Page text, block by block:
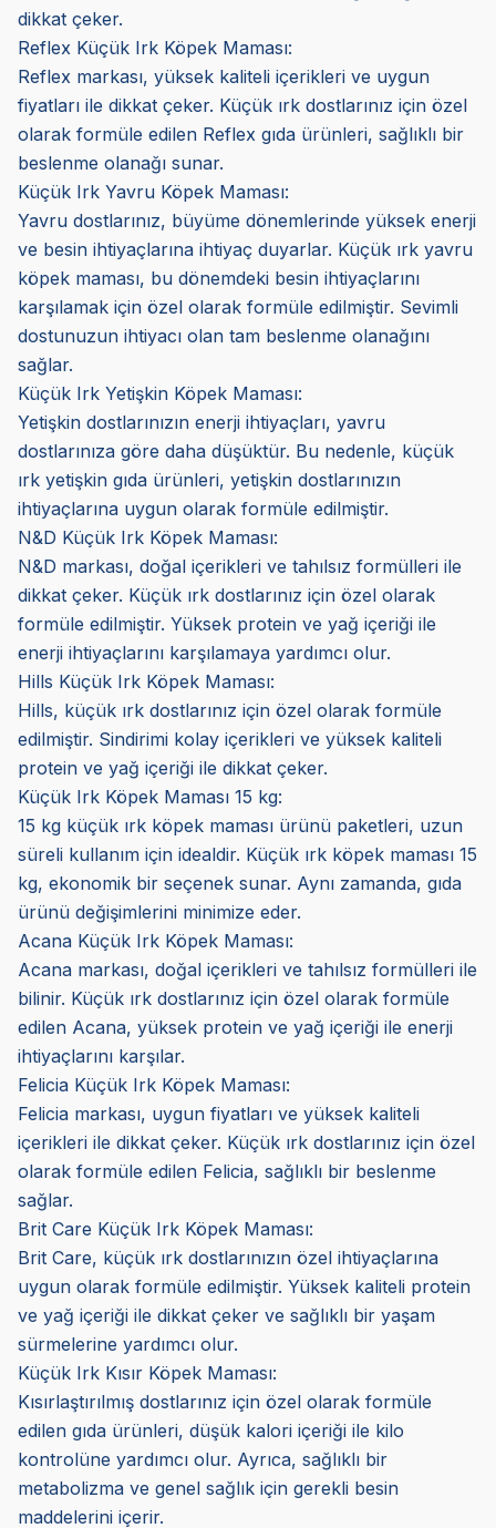
dikkat çeker.
Reflex Küçük Irk Köpek Maması:
Reflex markası, yüksek kaliteli içerikleri ve uygun
fiyatları ile dikkat çeker. Küçük ırk dostlarınız için özel
olarak formüle edilen Reflex gıda ürünleri, sağlıklı bir
beslenme olanağı sunar.
Küçük Irk Yavru Köpek Maması:
Yavru dostlarınız, büyüme dönemlerinde yüksek enerji
ve besin ihtiyaçlarına ihtiyaç duyarlar. Küçük ırk yavru
köpek maması, bu dönemdeki besin ihtiyaçlarını
karşılamak için özel olarak formüle edilmiştir. Sevimli
dostunuzun ihtiyacı olan tam beslenme olanağını
sağlar.
Küçük Irk Yetişkin Köpek Maması:
Yetişkin dostlarınızın enerji ihtiyaçları, yavru
dostlarınıza göre daha düşüktür. Bu nedenle, küçük
ırk yetişkin gıda ürünleri, yetişkin dostlarınızın
ihtiyaçlarına uygun olarak formüle edilmiştir.
N&D Küçük Irk Köpek Maması:
N&D markası, doğal içerikleri ve tahılsız formülleri ile
dikkat çeker. Küçük ırk dostlarınız için özel olarak
formüle edilmiştir. Yüksek protein ve yağ içeriği ile
enerji ihtiyaçlarını karşılamaya yardımcı olur.
Hills Küçük Irk Köpek Maması:
Hills, küçük ırk dostlarınız için özel olarak formüle
edilmiştir. Sindirimi kolay içerikleri ve yüksek kaliteli
protein ve yağ içeriği ile dikkat çeker.
Küçük Irk Köpek Maması 15 kg:
15 kg küçük ırk köpek maması ürünü paketleri, uzun
süreli kullanım için idealdir. Küçük ırk köpek maması 15
kg, ekonomik bir seçenek sunar. Aynı zamanda, gıda
ürünü değişimlerini minimize eder.
Acana Küçük Irk Köpek Maması:
Acana markası, doğal içerikleri ve tahılsız formülleri ile
bilinir. Küçük ırk dostlarınız için özel olarak formüle
edilen Acana, yüksek protein ve yağ içeriği ile enerji
ihtiyaçlarını karşılar.
Felicia Küçük Irk Köpek Maması:
Felicia markası, uygun fiyatları ve yüksek kaliteli
içerikleri ile dikkat çeker. Küçük ırk dostlarınız için özel
olarak formüle edilen Felicia, sağlıklı bir beslenme
sağlar.
Brit Care Küçük Irk Köpek Maması:
Brit Care, küçük ırk dostlarınızın özel ihtiyaçlarına
uygun olarak formüle edilmiştir. Yüksek kaliteli protein
ve yağ içeriği ile dikkat çeker ve sağlıklı bir yaşam
sürmelerine yardımcı olur.
Küçük Irk Kısır Köpek Maması:
Kısırlaştırılmış dostlarınız için özel olarak formüle
edilen gıda ürünleri, düşük kalori içeriği ile kilo
kontrolüne yardımcı olur. Ayrıca, sağlıklı bir
metabolizma ve genel sağlık için gerekli besin
maddelerini içerir.